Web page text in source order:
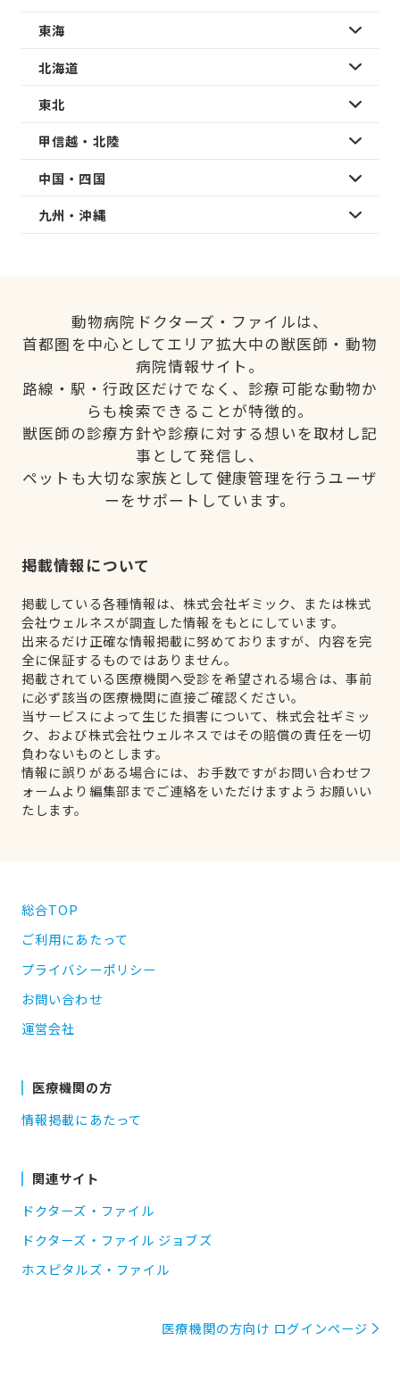
東海
北海道
東北
甲信越・北陸
中国・四国
九州・沖縄
動物病院ドクターズ・ファイルは、
首都圏を中心としてエリア拡大中の獣医師・動物
病院情報サイト。
路線・駅・行政区だけでなく、診療可能な動物か
らも検索できることが特徴的。
獣医師の診療方針や診療に対する想いを取材し記
事として発信し、
ペットも大切な家族として健康管理を行うユーザ
ーをサポートしています。
掲載情報について
掲載している各種情報は、株式会社ギミック、または株式
会社ウェルネスが調査した情報をもとにしています。
出来るだけ正確な情報掲載に努めておりますが、内容を完
全に保証するものではありません。
掲載されている医療機関へ受診を希望される場合は、事前
に必ず該当の医療機関に直接ご確認ください。
当サービスによって生じた損害について、株式会社ギミッ
ク、および株式会社ウェルネスではその賠償の責任を一切
負わないものとします。
情報に誤りがある場合には、お手数ですがお問い合わせフ
ォームより編集部までご連絡をいただけますようお願いい
たします。
総合TOP
ご利用にあたって
プライバシーポリシー
お問い合わせ
運営会社
医療機関の方
情報掲載にあたって
関連サイト
ドクターズ・ファイル
ドクターズ・ファイル ジョブズ
ホスピタルズ・ファイル
医療機関の方向け ログインページ